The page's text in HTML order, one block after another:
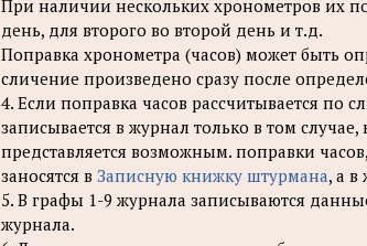
При наличии нескольких хронометров их
день, для второго во второй день и т.д.
Поправка хронометра (часов) может быть
сличение произведено сразу после
4. Если поправка часов рассчитывается по
записывается в журнал только в том
представляется возможным. поправки
заносятся в Записную книжку штурмана, а в
5. В графы 1-9 журнала записываются
журнала.